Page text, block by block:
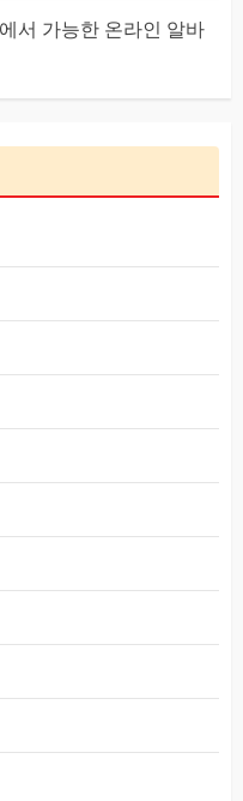
서 가능한 온라인 알바